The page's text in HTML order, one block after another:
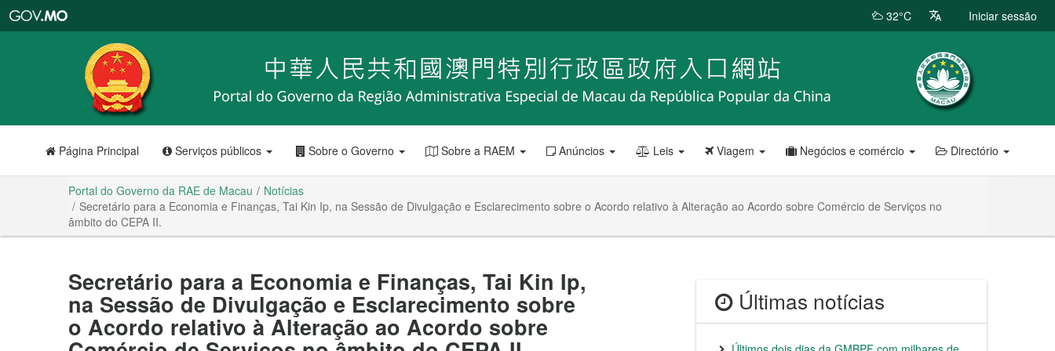
RAE
de
Macau
32°C Iniciar sessão
Página Principal Serviços públicos Sobre o Governo Sobre a RAEM Anúncios Leis Viagem Negócios e comércio Directório
Portal do Governo da RAE de Macau
Notícias
Secretário para a Economia e Finanças, Tai Kin Ip, na Sessão de Divulgação e Esclarecimento sobre o Acordo relativo à Alteração ao Acordo sobre Comércio de Serviços no
âmbito do CEPA II.
Secretário para a Economia e Finanças, Tai Kin Ip,
na Sessão de Divulgação e Esclarecimento sobre
o Acordo relativo à Alteração ao Acordo sobre
Últimas notícias